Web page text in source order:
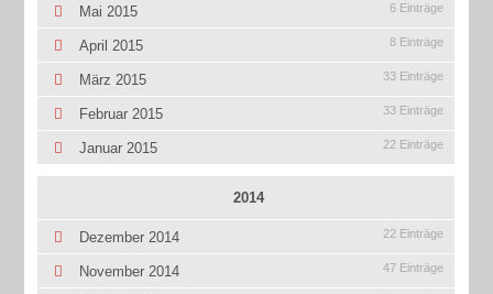
Mai 2015 6 Einträge
April 2015 8 Einträge
März 2015 33 Einträge
Februar 2015 33 Einträge
Januar 2015 22 Einträge
2014
Dezember 2014 22 Einträge
November 2014 47 Einträge